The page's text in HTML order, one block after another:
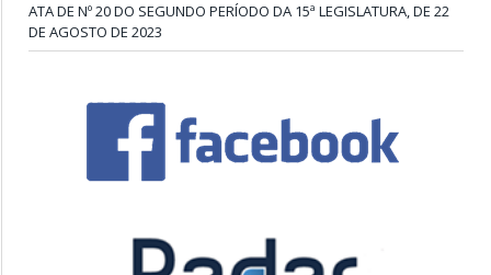
ATA DE Nº 20 DO SEGUNDO PERÍODO DA 15ª LEGISLATURA, DE 22
DE AGOSTO DE 2023